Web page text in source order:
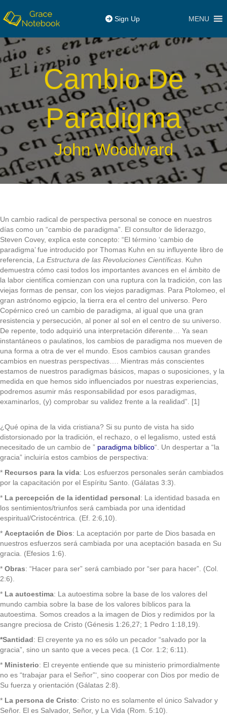
Sign Up MENU
Cambio De
Paradigma
John Woodward
Un cambio radical de perspectiva personal se conoce en nuestros
días como un “cambio de paradigma”. El consultor de liderazgo,
Steven Covey, explica este concepto: “El término ‘cambio de
paradigma’ fue introducido por Thomas Kuhn en su influyente libro de
referencia, La Estructura de las Revoluciones Científicas . Kuhn
demuestra cómo casi todos los importantes avances en el ámbito de
la labor científica comienzan con una ruptura con la tradición, con las
viejas formas de pensar, con los viejos paradigmas. Para Ptolomeo, el
gran astrónomo egipcio, la tierra era el centro del universo. Pero
Copérnico creó un cambio de paradigma, al igual que una gran
resistencia y persecución, al poner al sol en el centro de su universo.
De repente, todo adquirió una interpretación diferente… Ya sean
instantáneos o paulatinos, los cambios de paradigma nos mueven de
una forma a otra de ver el mundo. Esos cambios causan grandes
cambios en nuestras perspectivas…. Mientras más conscientes
estamos de nuestros paradigmas básicos, mapas o suposiciones, y la
medida en que hemos sido influenciados por nuestras experiencias,
podremos asumir más responsabilidad por esos paradigmas,
examinarlos, (y) comprobar su validez frente a la realidad”. [1]
¿Qué opina de la vida cristiana? Si su punto de vista ha sido
distorsionado por la tradición, el rechazo, o el legalismo, usted está
necesitado de un cambio de ” paradigma bíblico“. Un despertar a “la
gracia” incluiría estos cambios de perspectiva:
* Recursos para la vida: Los esfuerzos personales serán cambiados
por la capacitación por el Espíritu Santo. (Gálatas 3:3).
* La percepción de la identidad personal: La identidad basada en
los sentimientos/triunfos será cambiada por una identidad
espiritual/Cristocéntrica. (Ef. 2:6,10).
* Aceptación de Dios: La aceptación por parte de Dios basada en
nuestros esfuerzos será cambiada por una aceptación basada en Su
gracia. (Efesios 1:6).
* Obras: “Hacer para ser” será cambiado por “ser para hacer”. (Col.
2:6).
* La autoestima: La autoestima sobre la base de los valores del
mundo cambia sobre la base de los valores bíblicos para la
autoestima. Somos creados a la imagen de Dios y redimidos por la
sangre preciosa de Cristo (Génesis 1:26,27; 1 Pedro 1:18,19).
*Santidad: El creyente ya no es sólo un pecador “salvado por la
gracia”, sino un santo que a veces peca. (1 Cor. 1:2; 6:11).
* Ministerio: El creyente entiende que su ministerio primordialmente
no es “trabajar para el Señor”‘, sino cooperar con Dios por medio de
Su fuerza y orientación (Gálatas 2:8).
* La persona de Cristo: Cristo no es solamente el único Salvador y
Señor. El es Salvador, Señor, y La Vida (Rom. 5:10).